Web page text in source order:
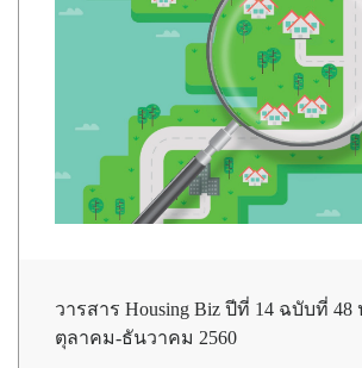
วารสาร Housing Biz ปีที่ 14 ฉบับที่ 48
ตุลาคม-ธันวาคม 2560